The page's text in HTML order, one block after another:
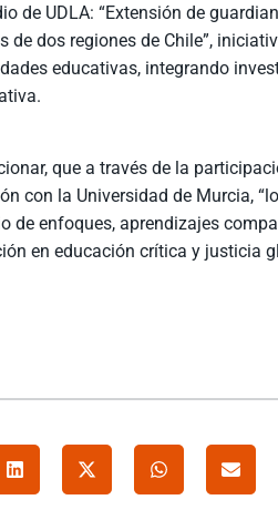
de UDLA: “Extensión de
de dos regiones de Chile”,
educativas, integrando
que a través de la
con la Universidad de Murcia,
de enfoques, aprendizajes
en educación crítica y justicia